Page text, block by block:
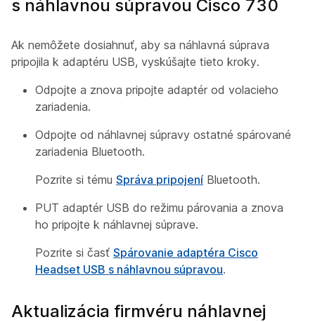
s náhlavnou súpravou Cisco 730
Ak nemôžete dosiahnuť, aby sa náhlavná súprava
pripojila k adaptéru USB, vyskúšajte tieto kroky.
Odpojte a znova pripojte adaptér od volacieho
zariadenia.
Odpojte od náhlavnej súpravy ostatné spárované
zariadenia Bluetooth.
Pozrite si tému Správa pripojení Bluetooth.
PUT adaptér USB do režimu párovania a znova
ho pripojte k náhlavnej súprave.
Pozrite si časť Spárovanie adaptéra Cisco
Headset USB s náhlavnou súpravou.
Aktualizácia firmvéru náhlavnej